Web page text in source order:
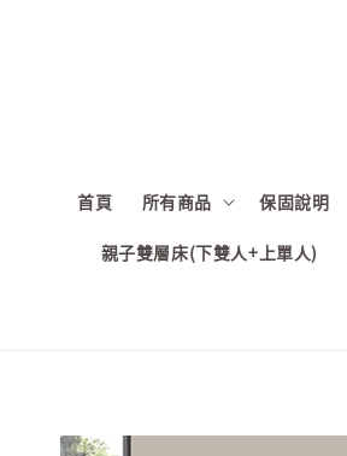
首頁 所有商品 保固說明
親子雙層床(下雙人+上單人)